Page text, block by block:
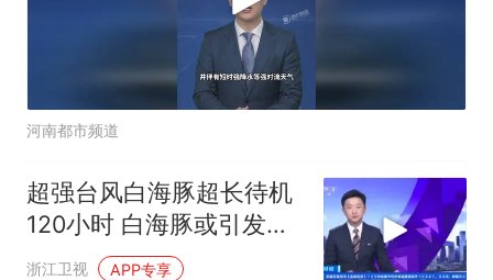
河南都市频道
超强台风白海豚超长待机
120小时 白海豚或引发特
大暴雨
浙江卫视 APP专享